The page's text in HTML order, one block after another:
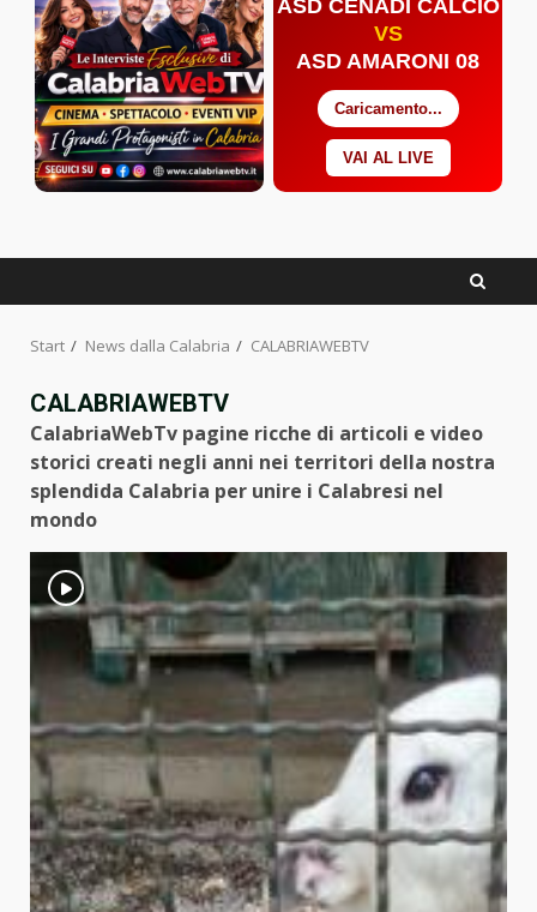
ASD CENADI CALCIO
VS
ASD AMARONI 08
Caricamento...
VAI AL LIVE
Start News dalla Calabria CALABRIAWEBTV
CALABRIAWEBTV
CalabriaWebTv pagine ricche di articoli e video
storici creati negli anni nei territori della nostra
splendida Calabria per unire i Calabresi nel
mondo